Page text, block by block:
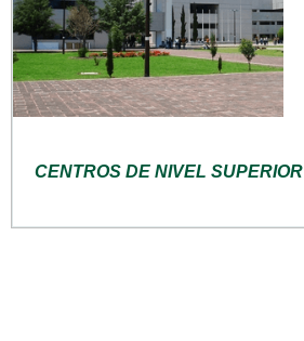
CENTROS DE NIVEL SUPERIOR